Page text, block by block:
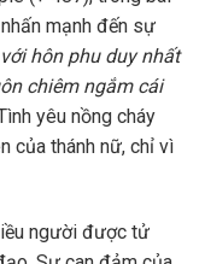
mạnh đến sự
hôn phu duy nhất
chiêm ngắm cái
yêu nồng cháy
của thánh nữ, chỉ vì
người được tử